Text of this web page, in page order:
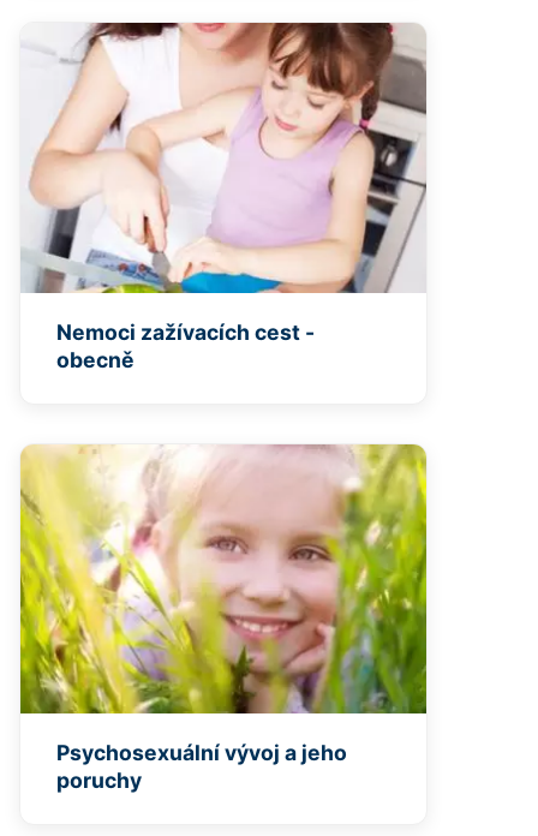
Nemoci zažívacích cest -
obecně
Psychosexuální vývoj a jeho
poruchy